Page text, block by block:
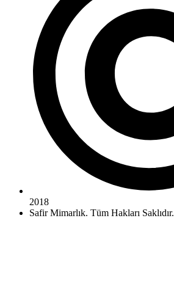
2018
Safir Mimarlık. Tüm Hakları Saklıdır.